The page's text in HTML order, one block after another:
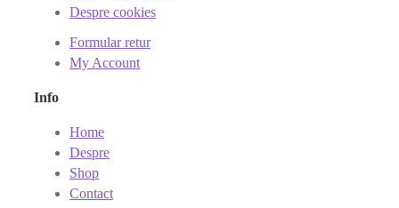
Despre cookies
Formular retur
My Account
Info
Home
Despre
Shop
Contact